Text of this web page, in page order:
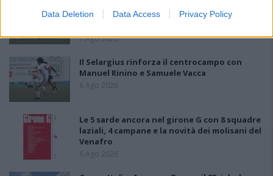
Data Deletion Data Access Privacy Policy
Cabrera, Tesio, Limongelli, Bolzicco e tanti
7 Ago 2026
Il Selargius rinforza il centrocampo con
Manuel Rinino e Samuele Vacca
6 Ago 2026
Le 5 sarde ancora nel girone G con 8 squadre
laziali, 4 campane e la novità dei molisani del
Venafro
6 Ago 2026